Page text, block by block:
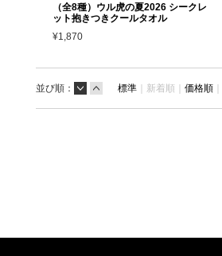
（全8種）ウル虎の夏2026 シークレ
ット抱きつきクールタオル
¥1,870
並び順： 標準 ｜ 新着順｜ 価格順 ｜